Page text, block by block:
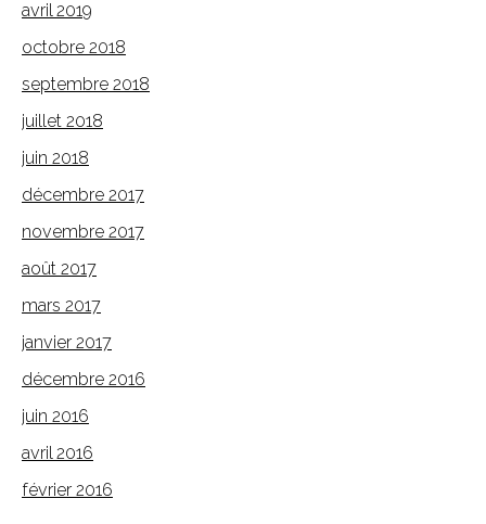
avril 2019
octobre 2018
septembre 2018
juillet 2018
juin 2018
décembre 2017
novembre 2017
août 2017
mars 2017
janvier 2017
décembre 2016
juin 2016
avril 2016
février 2016